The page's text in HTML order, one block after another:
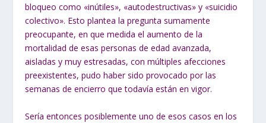
bloqueo como «inútiles», «autodestructivas» y «suicidio
colectivo». Esto plantea la pregunta sumamente
preocupante, en que medida el aumento de la
mortalidad de esas personas de edad avanzada,
aisladas y muy estresadas, con múltiples afecciones
preexistentes, pudo haber sido provocado por las
semanas de encierro que todavía están en vigor.
Sería entonces posiblemente uno de esos casos en los